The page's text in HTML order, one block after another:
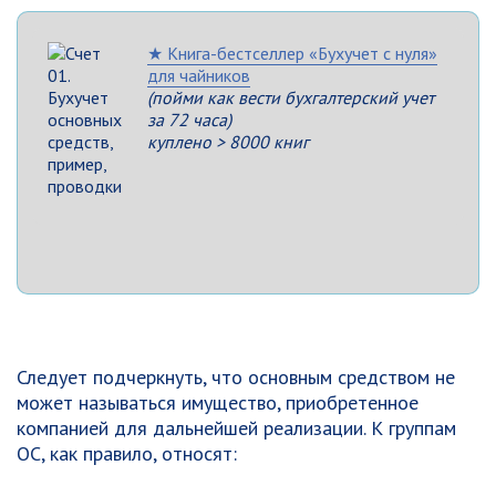
★ Книга-бестселлер «Бухучет с нуля»
для чайников
(пойми как вести бухгалтерский учет
за 72 часа)
куплено > 8000 книг
Следует подчеркнуть, что основным средством не
может называться имущество, приобретенное
компанией для дальнейшей реализации. К группам
ОС, как правило, относят: